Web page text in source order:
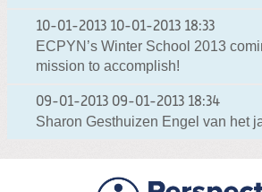
10-01-2013 10-01-2013 18:33
ECPYN’s Winter School 2013
mission to accomplish!
09-01-2013 09-01-2013 18:34
Sharon Gesthuizen Engel van het